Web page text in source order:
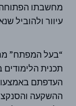
מחשבתו
עיוור ולהוביל
“בעל המפתח”
תכנית
העדפתם